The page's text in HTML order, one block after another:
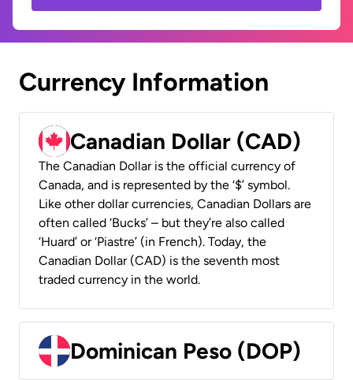
Currency Information
Canadian Dollar (CAD)
The Canadian Dollar is the official currency of
Canada, and is represented by the ‘$’ symbol.
Like other dollar currencies, Canadian Dollars are
often called ‘Bucks’ – but they’re also called
‘Huard’ or ‘Piastre’ (in French). Today, the
Canadian Dollar (CAD) is the seventh most
traded currency in the world.
Dominican Peso (DOP)